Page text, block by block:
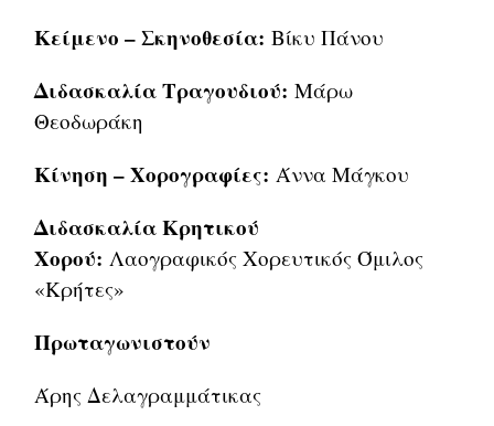
Κείμενο – Σκηνοθεσία:Βίκυ Πάνου
Διδασκαλία Τραγουδιού:Μάρω
Θεοδωράκη
Κίνηση – Χορογραφίες:Άννα Μάγκου
Διδασκαλία Κρητικού
Χορού:Λαογραφικός Χορευτικός Όμιλος
«Κρήτες»
Πρωταγωνιστούν
Άρης Δελαγραμμάτικας